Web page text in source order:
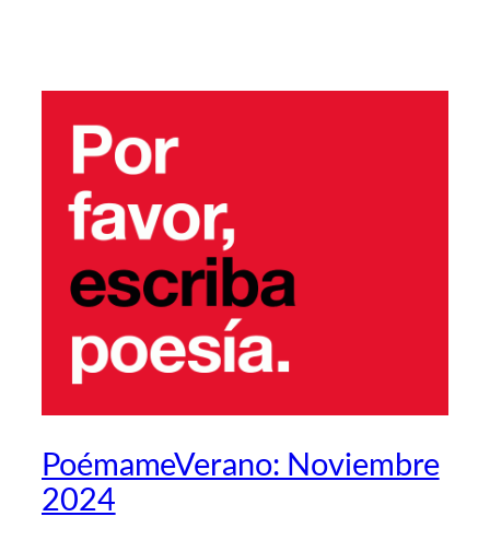
PoémameVerano: Noviembre
2024